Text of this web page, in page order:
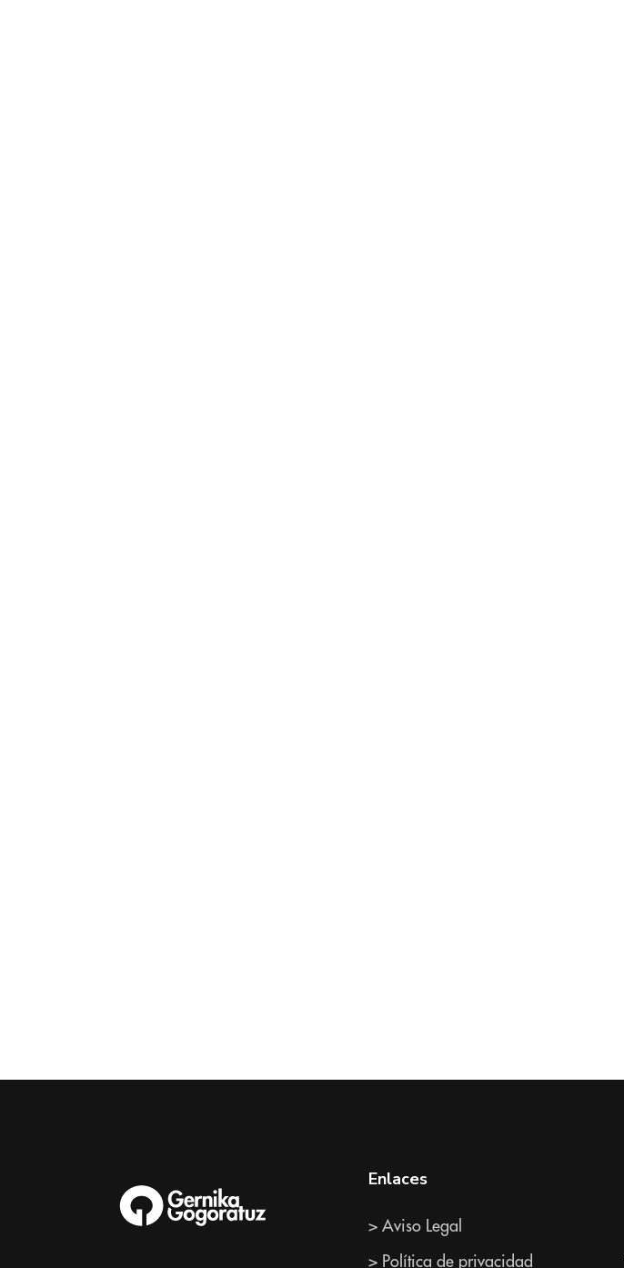
Enlaces
> Aviso Legal
> Política de privacidad